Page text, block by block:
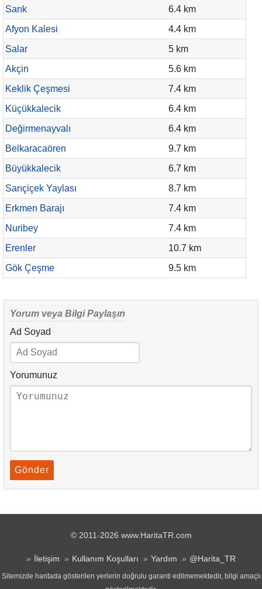
Sarık
6.4 km
Afyon Kalesi
4.4 km
Salar
5 km
Akçin
5.6 km
Keklik Çeşmesi
7.4 km
Küçükkalecik
6.4 km
Değirmenayvalı
6.4 km
Belkaracaören
9.7 km
Büyükkalecik
6.7 km
Sarıçiçek Yaylası
8.7 km
Erkmen Barajı
7.4 km
Nuribey
7.4 km
Erenler
10.7 km
Gök Çeşme
9.5 km
Yorum veya Bilgi Paylaşın
Ad Soyad
Yorumunuz
Gönder
© 2011-2026 www.HaritaTR.com
İletişim Kullanım Koşulları Yardım @Harita_TR
Sitemizde haritada gösterilen yerlerin doğrulu garanti edilmemektedir, bilgi amaçlı